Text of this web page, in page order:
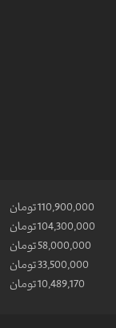
110,900,000 تومان
104,300,000 تومان
58,000,000 تومان
33,500,000 تومان
10,489,170 تومان